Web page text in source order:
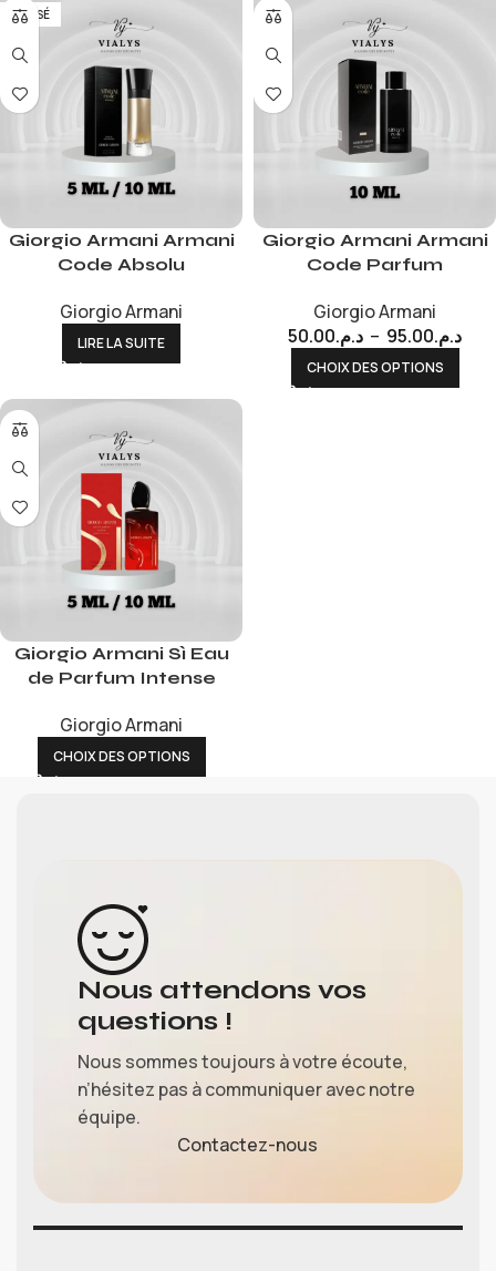
EPUISÉ
Giorgio Armani Armani
Code Absolu
Giorgio Armani
LIRE LA SUITE
Giorgio Armani Armani
Code Parfum
Giorgio Armani
د.م.50.00 – د.م.95.00
CHOIX DES OPTIONS
Giorgio Armani Sì Eau
de Parfum Intense
Giorgio Armani
CHOIX DES OPTIONS
Nous attendons vos
questions !
Nous sommes toujours à votre écoute,
n’hésitez pas à communiquer avec notre
équipe.
Contactez-nous